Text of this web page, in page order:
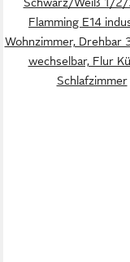
Flamming E14
Wohnzimmer, Drehbar
wechselbar, Flur
Schlafzimmer